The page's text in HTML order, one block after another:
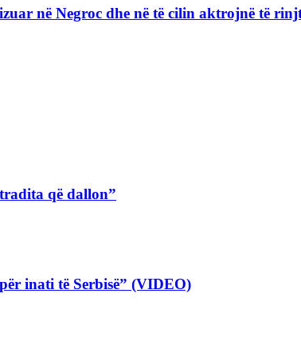
në Negroc dhe në të cilin aktrojnë të
që dallon”
inati të Serbisë” (VIDEO)